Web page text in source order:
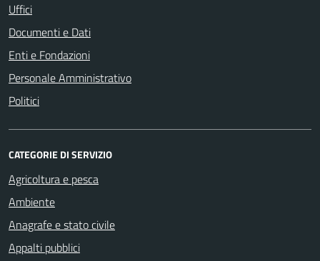
Uffici
Documenti e Dati
Enti e Fondazioni
Personale Amministrativo
Politici
CATEGORIE DI SERVIZIO
Agricoltura e pesca
Ambiente
Anagrafe e stato civile
Appalti pubblici